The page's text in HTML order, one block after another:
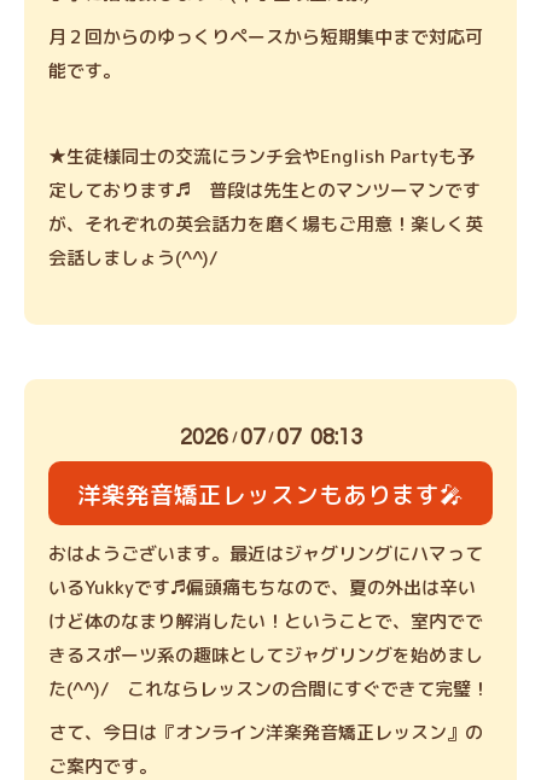
月２回からのゆっくりペースから短期集中まで対応可
能です。
★生徒様同士の交流にランチ会やEnglish Partyも予
定しております♬ 普段は先生とのマンツーマンです
が、それぞれの英会話力を磨く場もご用意！楽しく英
会話しましょう(^^)/
2026/07/07 08:13
洋楽発音矯正レッスンもあります🎤
おはようございます。最近はジャグリングにハマって
いるYukkyです♬偏頭痛もちなので、夏の外出は辛い
けど体のなまり解消したい！ということで、室内でで
きるスポーツ系の趣味としてジャグリングを始めまし
た(^^)/ これならレッスンの合間にすぐできて完璧！
さて、今日は『オンライン洋楽発音矯正レッスン』の
ご案内です。